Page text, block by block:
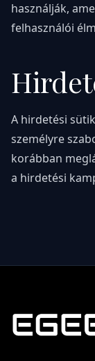
használják,
felhasználói
A hirdetési
személyre
korábban
a hirdetési